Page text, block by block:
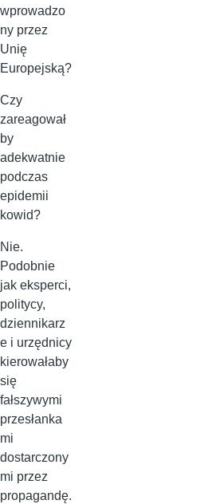
wprowadzo
ny przez
Unię
Europejską?
Czy
zareagował
by
adekwatnie
podczas
epidemii
kowid?
Nie.
Podobnie
jak eksperci,
politycy,
dziennikarz
e i urzędnicy
kierowałaby
się
fałszywymi
przesłanka
mi
dostarczony
mi przez
propagandę.